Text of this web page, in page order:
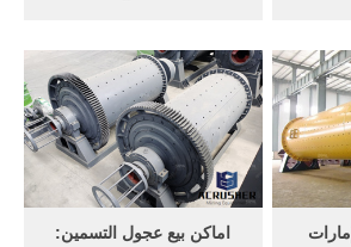
للبيع مطعم صحي مشهور في
دبي. كافتيريا للبيع جديدة من
دون رخصة 35 الف الشارقة
القاسمية شارع المحطة دواعي
السفر. مغسله للبيع فى
المنطقة الغربية
اماكن بيع عجول التسمين: